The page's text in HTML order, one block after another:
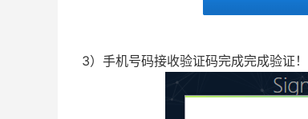
3）手机号码接收验证码完成完成验证！